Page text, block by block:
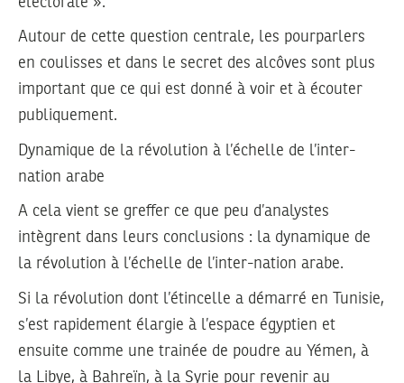
Autour de cette question centrale, les pourparlers
en coulisses et dans le secret des alcôves sont plus
important que ce qui est donné à voir et à écouter
publiquement.
Dynamique de la révolution à l’échelle de l’inter-
nation arabe
A cela vient se greffer ce que peu d’analystes
intègrent dans leurs conclusions : la dynamique de
la révolution à l’échelle de l’inter-nation arabe.
Si la révolution dont l’étincelle a démarré en Tunisie,
s’est rapidement élargie à l’espace égyptien et
ensuite comme une trainée de poudre au Yémen, à
la Libye, à Bahreïn, à la Syrie pour revenir au